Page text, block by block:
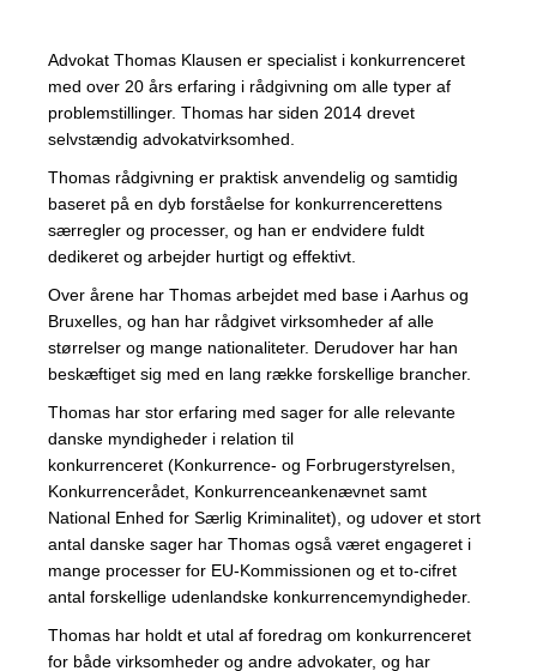
Advokat Thomas Klausen er specialist i konkurrenceret
med over 20 års erfaring i rådgivning om alle typer af
problemstillinger. Thomas har siden 2014 drevet
selvstændig advokatvirksomhed.
Thomas rådgivning er praktisk anvendelig og samtidig
baseret på en dyb forståelse for konkurrencerettens
særregler og processer, og han er endvidere fuldt
dedikeret og arbejder hurtigt og effektivt.
Over årene har Thomas arbejdet med base i Aarhus og
Bruxelles, og han har rådgivet virksomheder af alle
størrelser og mange nationaliteter. Derudover har han
beskæftiget sig med en lang række forskellige brancher.
Thomas har stor erfaring med sager for alle relevante
danske myndigheder i relation til
konkurrenceret (Konkurrence- og Forbrugerstyrelsen,
Konkurrencerådet, Konkurrenceankenævnet samt
National Enhed for Særlig Kriminalitet), og udover et stort
antal danske sager har Thomas også været engageret i
mange processer for EU-Kommissionen og et to-cifret
antal forskellige udenlandske konkurrencemyndigheder.
Thomas har holdt et utal af foredrag om konkurrenceret
for både virksomheder og andre advokater, og har